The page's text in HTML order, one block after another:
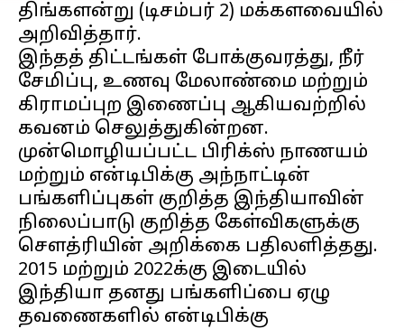
திங்களன்று (டிசம்பர் 2) மக்களவையில்
அறிவித்தார்.
இந்தத் திட்டங்கள் போக்குவரத்து, நீர்
சேமிப்பு, உணவு மேலாண்மை மற்றும்
கிராமப்புற இணைப்பு ஆகியவற்றில்
கவனம் செலுத்துகின்றன.
முன்மொழியப்பட்ட பிரிக்ஸ் நாணயம்
மற்றும் என்டிபிக்கு அந்நாட்டின்
பங்களிப்புகள் குறித்த இந்தியாவின்
நிலைப்பாடு குறித்த கேள்விகளுக்கு
சௌத்ரியின் அறிக்கை பதிலளித்தது.
2015 மற்றும் 2022க்கு இடையில்
இந்தியா தனது பங்களிப்பை ஏழு
தவணைகளில் என்டிபிக்கு